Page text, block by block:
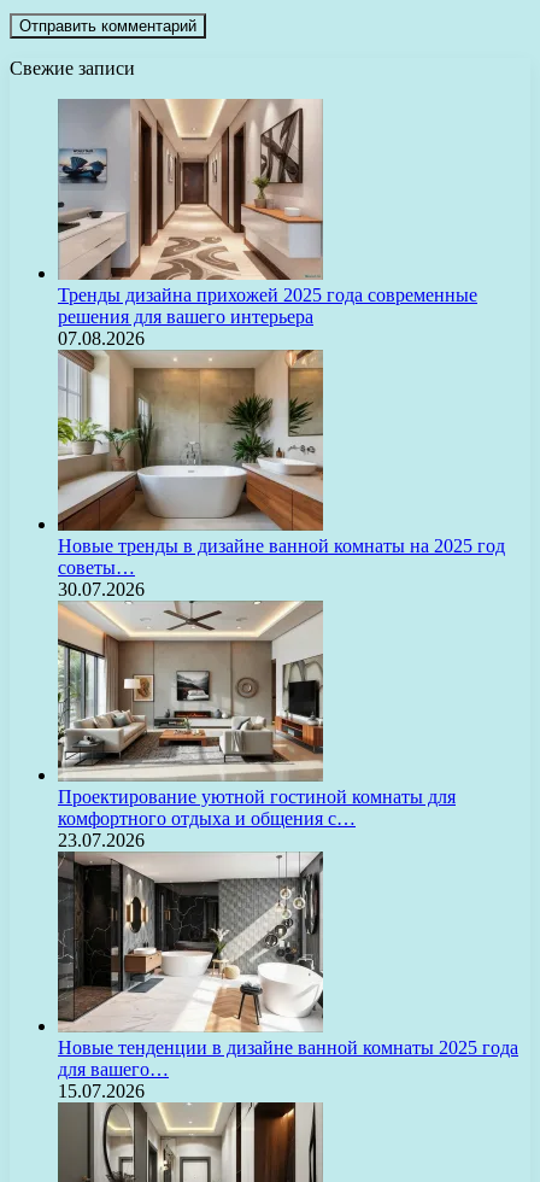
Свежие записи
Тренды дизайна прихожей 2025 года современные
решения для вашего интерьера
07.08.2026
Новые тренды в дизайне ванной комнаты на 2025 год
советы…
30.07.2026
Проектирование уютной гостиной комнаты для
комфортного отдыха и общения с…
23.07.2026
Новые тенденции в дизайне ванной комнаты 2025 года
для вашего…
15.07.2026